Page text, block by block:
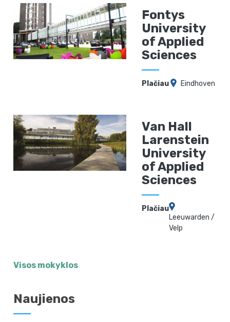
Fontys
University
of Applied
Sciences
Plačiau Eindhoven
Van Hall
Larenstein
University
of Applied
Sciences
Plačiau
Leeuwarden /
Velp
Visos mokyklos
Naujienos